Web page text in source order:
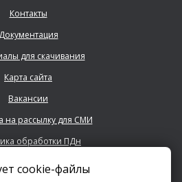
Контакты
Документация
для скачивания
Карта сайта
Вакансии
на рассылку для СМИ
обработки ПДн
222 0700
cookie-файлы